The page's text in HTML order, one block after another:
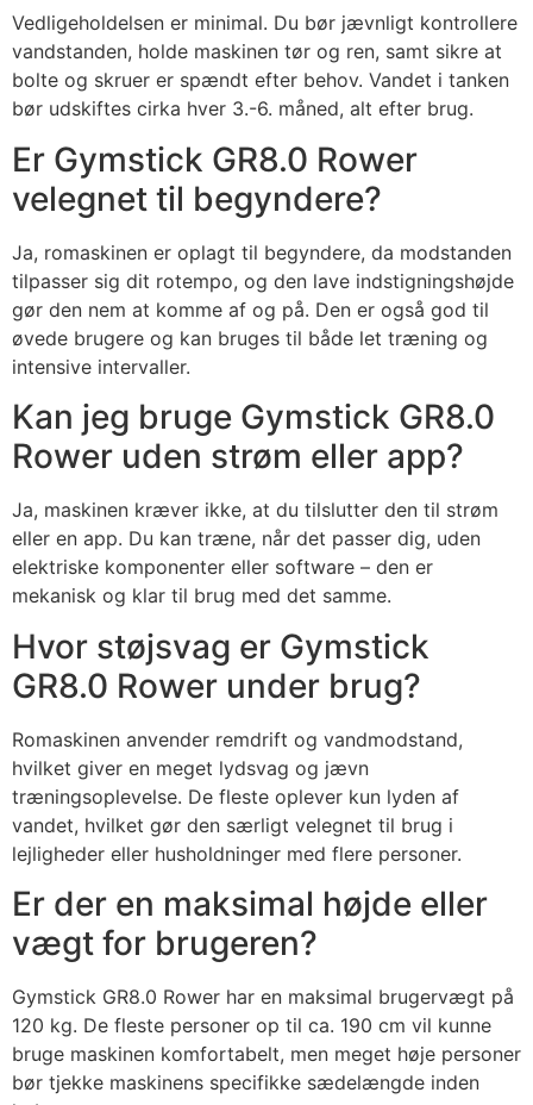
Vedligeholdelsen er minimal. Du bør jævnligt kontrollere
vandstanden, holde maskinen tør og ren, samt sikre at
bolte og skruer er spændt efter behov. Vandet i tanken
bør udskiftes cirka hver 3.-6. måned, alt efter brug.
Er Gymstick GR8.0 Rower
velegnet til begyndere?
Ja, romaskinen er oplagt til begyndere, da modstanden
tilpasser sig dit rotempo, og den lave indstigningshøjde
gør den nem at komme af og på. Den er også god til
øvede brugere og kan bruges til både let træning og
intensive intervaller.
Kan jeg bruge Gymstick GR8.0
Rower uden strøm eller app?
Ja, maskinen kræver ikke, at du tilslutter den til strøm
eller en app. Du kan træne, når det passer dig, uden
elektriske komponenter eller software – den er
mekanisk og klar til brug med det samme.
Hvor støjsvag er Gymstick
GR8.0 Rower under brug?
Romaskinen anvender remdrift og vandmodstand,
hvilket giver en meget lydsvag og jævn
træningsoplevelse. De fleste oplever kun lyden af
vandet, hvilket gør den særligt velegnet til brug i
lejligheder eller husholdninger med flere personer.
Er der en maksimal højde eller
vægt for brugeren?
Gymstick GR8.0 Rower har en maksimal brugervægt på
120 kg. De fleste personer op til ca. 190 cm vil kunne
bruge maskinen komfortabelt, men meget høje personer
bør tjekke maskinens specifikke sædelængde inden